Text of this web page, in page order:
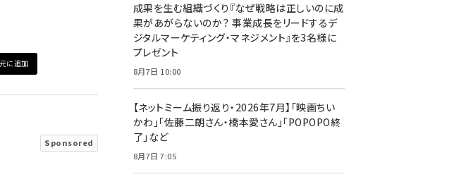
meo (1277)
llmo (1166)
に追加
Sponsored
成果を生む組織づくり『なぜ戦略は正しいのに成
果があがらないのか？ 事業成長をリードするデ
ジタルマーケティング・マネジメント』を3名様に
プレゼント
8月7日 10:00
【ネットミーム振り返り・2026年7月】「映画ちい
かわ」「佐藤二朗さん・橋本愛さん」「POPOPO終
了」など
8月7日 7:05